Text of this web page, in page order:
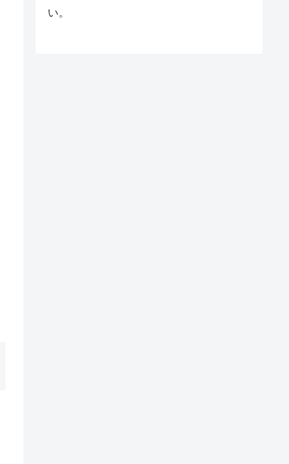
い。